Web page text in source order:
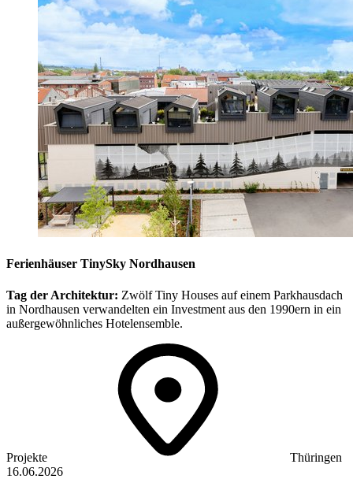
Ferienhäuser TinySky Nordhausen
Tag der Architektur: Zwölf Tiny Houses auf einem Parkhausdach
in Nordhausen verwandelten ein Investment aus den 1990ern in ein
außergewöhnliches Hotelensemble.
Projekte
Thüringen
16.06.2026